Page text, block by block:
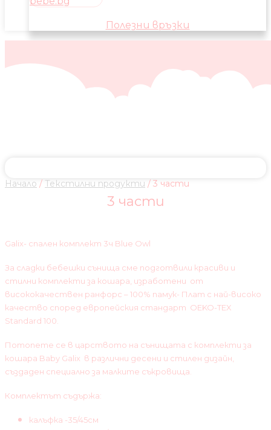
Полезни връзки
Начало / Текстилни продукти / 3 части
3 части
Galix- спален комплект 3ч Blue Owl
За сладки бебешки сънища сме подготвили красиви и
стилни комплекти за кошара, изработени от
висококачествен ранфорс – 100% памук- Плат с най-високо
качество според европейския стандарт OEKO-TEX
Standard 100.
Потопете се в царството на сънищата с комплекти за
кошара Baby Galix в различни десени и стилен дизайн,
създаден специално за малките съкровища.
Комплектът съдържа:
калъфка -35/45см